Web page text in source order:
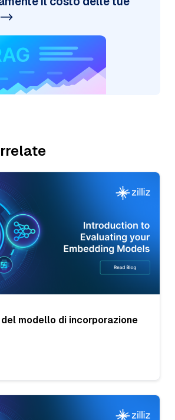
modello di incorporazione